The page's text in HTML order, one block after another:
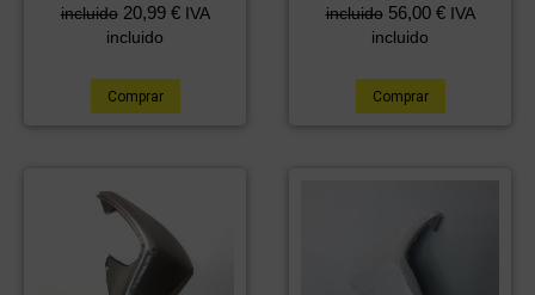
incluido 20,99 € IVA
incluido
Comprar
incluido 56,00 € IVA
incluido
Comprar